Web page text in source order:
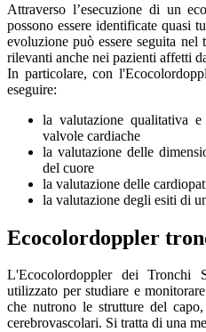
Attraverso l’esecuzione di un
possono essere identificate quasi
evoluzione può essere seguita
rilevanti anche nei pazienti affetti
In particolare, con
eseguire:
la valutazione qualitativa
valvole cardiache
la valutazione delle
del cuore
la valutazione delle
la valutazione degli esiti di
Ecocolordoppler
L'Ecocolordoppler dei Tronchi
utilizzato per studiare e
che nutrono le strutture del
cerebrovascolari. Si tratta di una